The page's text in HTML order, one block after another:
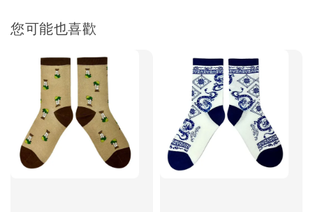
您可能也喜歡